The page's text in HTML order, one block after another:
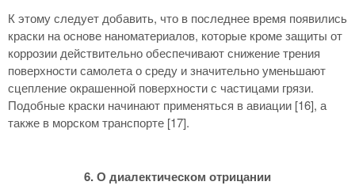
К этому следует добавить, что в последнее время появились
краски на основе наноматериалов, которые кроме защиты от
коррозии действительно обеспечивают снижение трения
поверхности самолета о среду и значительно уменьшают
сцепление окрашенной поверхности с частицами грязи.
Подобные краски начинают применяться в авиации [16], а
также в морском транспорте [17].
6. О диалектическом отрицании